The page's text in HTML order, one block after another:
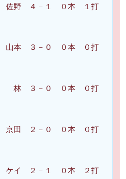
４－１ ０本 １打
３－０ ０本 ０打
－０ ０本 ０打
２－０ ０本 ０打
２－１ ０本 ２打